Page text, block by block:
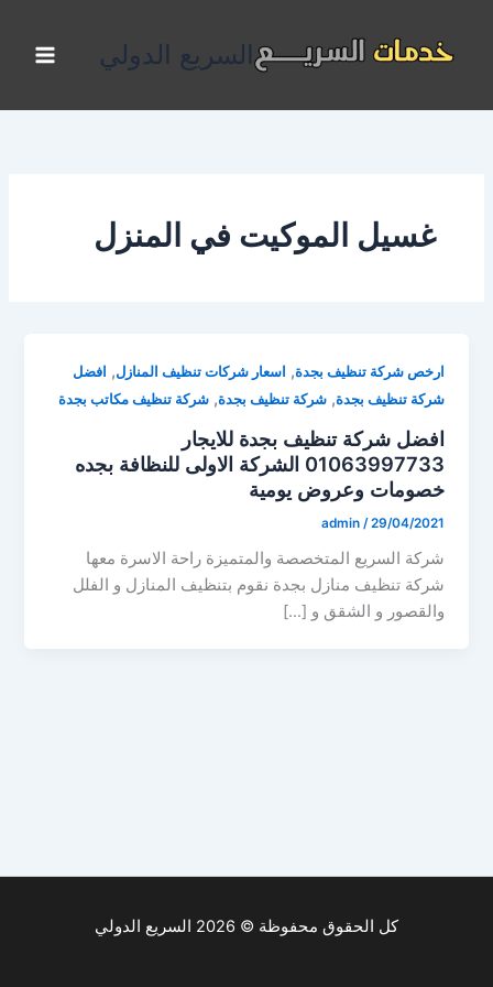
المحتوى
السريع الدولي
غسيل الموكيت في المنزل
ارخص شركة تنظيف بجدة, اسعار شركات تنظيف المنازل, افضل
شركة تنظيف بجدة,شركة تنظيف بجدة,شركة تنظيف مكاتب بجدة
افضل شركة تنظيف بجدة للايجار
01063997733 الشركة الاولى للنظافة بجده
خصومات وعروض يومية
admin /29/04/2021
شركة السريع المتخصصة والمتميزة راحة الاسرة معها
شركة تنظيف منازل بجدة نقوم بتنظيف المنازل و الفلل
والقصور و الشقق و […]
كل الحقوق محفوظة © 2026 السريع الدولي